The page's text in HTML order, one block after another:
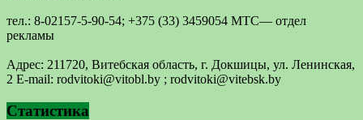
тел.: 8-02157-5-90-54; +375 (33) 3459054 МТС— отдел
рекламы
Адрес: 211720, Витебская область, г. Докшицы, ул. Ленинская,
2 E-mail: ​rodvitoki@​​vitobl​.by ; rodvitoki@vitebsk.by
Статистика